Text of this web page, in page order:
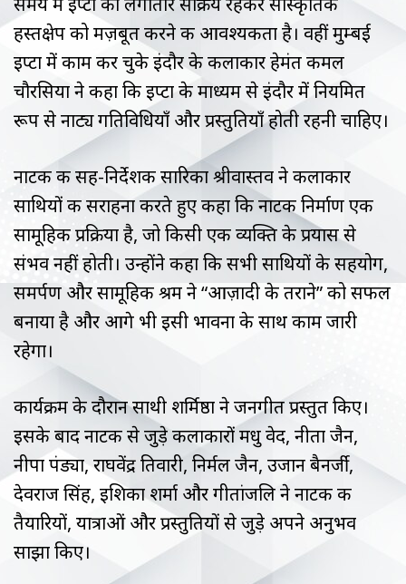
हस्तक्षेप को मज़बूत करने की आवश्यकता है। वहीं मुम्बई
इप्टा में काम कर चुके इंदौर के कलाकार हेमंत कमल
चौरसिया ने कहा कि इप्टा के माध्यम से इंदौर में नियमित
रूप से नाट्य गतिविधियाँ और प्रस्तुतियाँ होती रहनी चाहिए।
नाटक की सह-निर्देशक सारिका श्रीवास्तव ने कलाकार
साथियों की सराहना करते हुए कहा कि नाटक निर्माण एक
सामूहिक प्रक्रिया है, जो किसी एक व्यक्ति के प्रयास से
संभव नहीं होती। उन्होंने कहा कि सभी साथियों के सहयोग,
समर्पण और सामूहिक श्रम ने “आज़ादी के तराने” को सफल
बनाया है और आगे भी इसी भावना के साथ काम जारी
रहेगा।
कार्यक्रम के दौरान साथी शर्मिष्ठा ने जनगीत प्रस्तुत किए।
इसके बाद नाटक से जुड़े कलाकारों मधु वेद, नीता जैन,
नीपा पंड्या, राघवेंद्र तिवारी, निर्मल जैन, उजान बैनर्जी,
देवराज सिंह, इशिका शर्मा और गीतांजलि ने नाटक की
तैयारियों, यात्राओं और प्रस्तुतियों से जुड़े अपने अनुभव
साझा किए।